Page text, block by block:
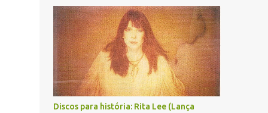
Discos para história: Rita Lee (Lança